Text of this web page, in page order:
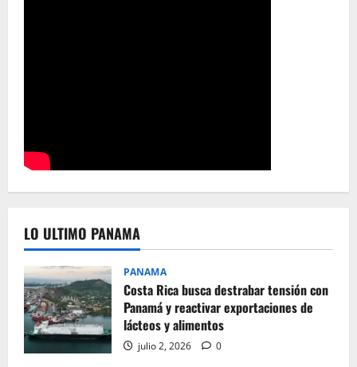
LO ULTIMO PANAMA
PANAMA
Costa Rica busca destrabar tensión con
Panamá y reactivar exportaciones de
lácteos y alimentos
julio 2, 2026 0